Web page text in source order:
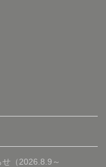
（2026.8.9～